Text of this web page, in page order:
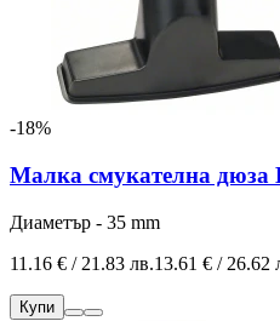
-18%
Малка смукателна дюза
Диаметър - 35 mm
11.16 € / 21.83 лв.13.61 € / 26.62
Купи